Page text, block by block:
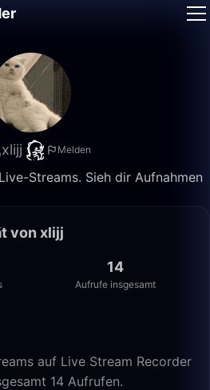
xlijj Melden
Streams. Sieh dir Aufnahmen
von xlijj
14
Aufrufe insgesamt
auf Live Stream Recorder
14 Aufrufen.